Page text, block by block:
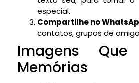
especial.
Compartilhe no
contatos, grupos de
Imagens Que
Memórias